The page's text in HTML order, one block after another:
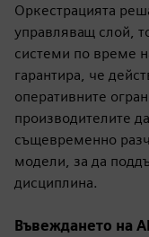
Оркестрацията
управляващ слой,
системи по време
гарантира, че
оперативните
производителите
същевременно
модели, за да
дисциплина.
Въвеждането на